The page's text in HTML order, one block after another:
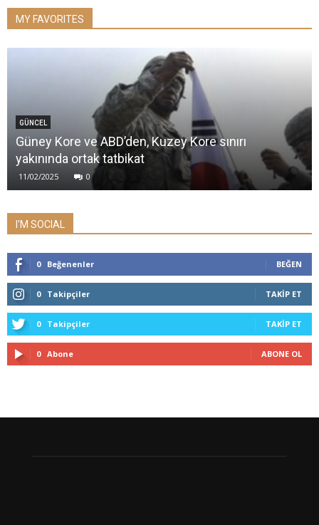
MY FAVORITES
GÜNCEL
Güney Kore ve ABD’den, Kuzey Kore sınırı
yakınında ortak tatbikat
11/02/2025 0
I'M SOCIAL
0 Beğenenler BEĞEN
0 Takipçiler TAKIP ET
0 Takipçiler TAKIP ET
0 Abone ABONE OL